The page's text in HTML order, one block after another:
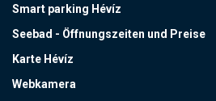
Smart parking Hévíz
Seebad - Öffnungszeiten und Preise
Karte Hévíz
Webkamera